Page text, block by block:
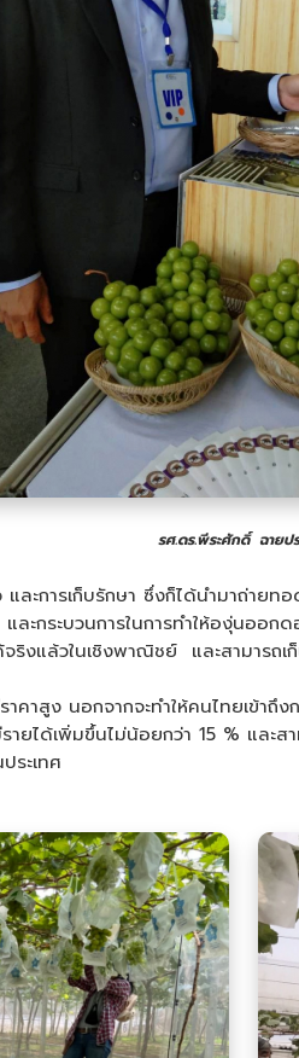
รศ.ดร.พีระศักดิ์ ฉายป
และการเก็บรักษา ซึ่งก็ได้นำมา
ระบวนการในการทำให้องุ่นออก
งแล้วในเชิงพาณิชย์ และสามารถ
าสูง นอกจากจะทำให้คนไทยเข้า
ด้เพิ่มขึ้นไม่น้อยกว่า 15 % และส
ระเทศ